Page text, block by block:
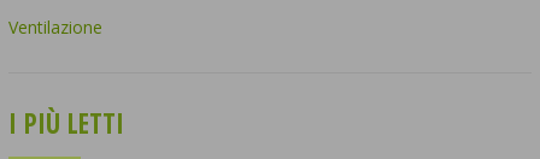
Ventilazione
I PIÙ LETTI